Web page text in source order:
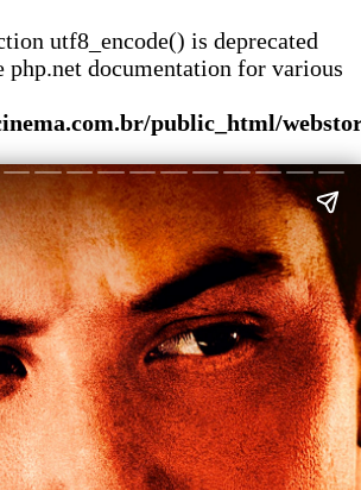
utf8_encode() is deprecated
php.net documentation for various
public_html/